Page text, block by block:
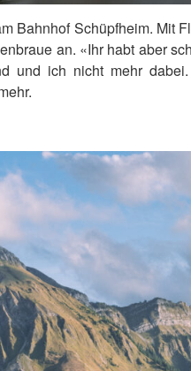
Bahnhof Schüpfheim. Mit
an. «Ihr habt aber
und ich nicht mehr